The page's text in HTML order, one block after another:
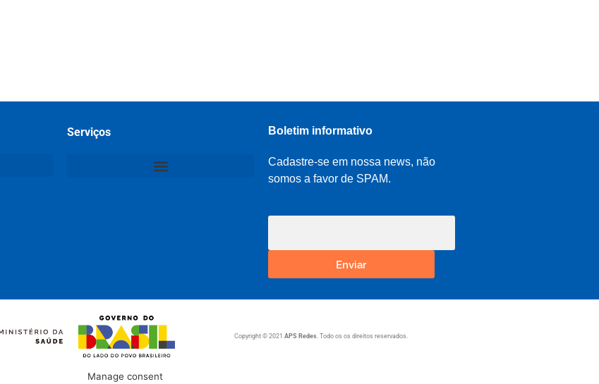
Serviços Boletim informativo
Cadastre-se em nossa news, não
somos a favor de SPAM.
Enviar
Copyright © 2021 APS Redes. Todo os os direitos reservados.
Manage consent